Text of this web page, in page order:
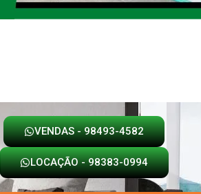
VENDAS - 98493-4582
LOCAÇÃO - 98383-0994